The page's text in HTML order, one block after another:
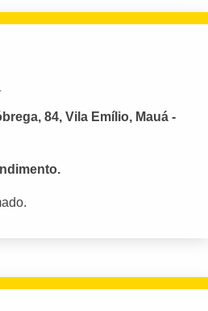
84, Vila Emílio, Mauá -